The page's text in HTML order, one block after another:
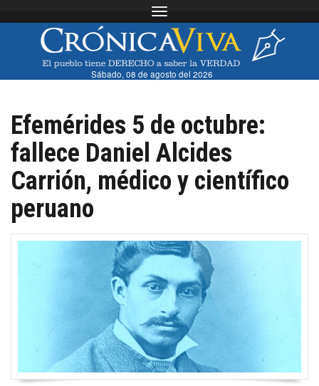
Toggle navigation
Sábado, 08 de agosto del 2026
Efemérides 5 de octubre:
fallece Daniel Alcides
Carrión, médico y científico
peruano